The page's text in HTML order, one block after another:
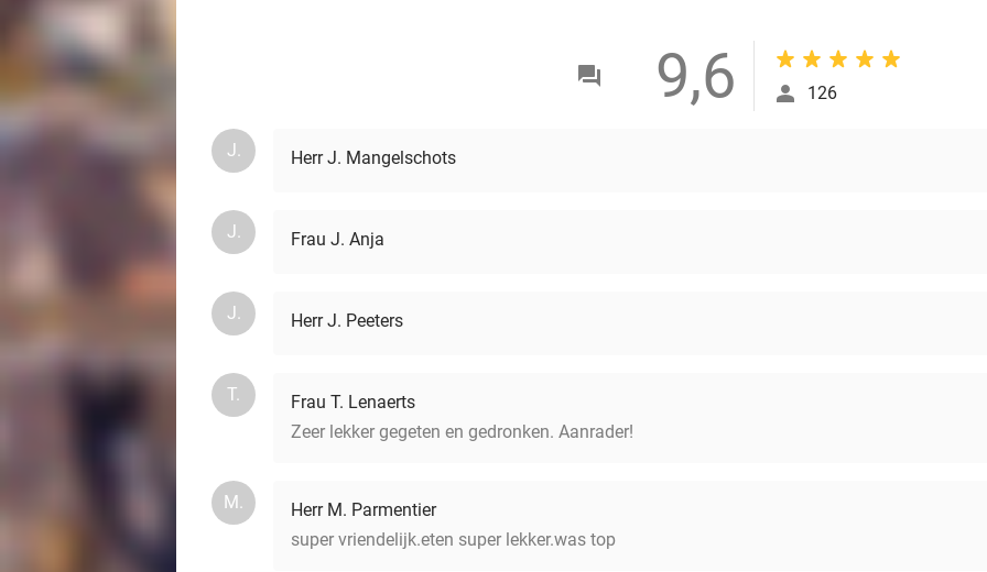
9,6 126
J. Herr J. Mangelschots
J. Frau J. Anja
J. Herr J. Peeters
T.
Frau T. Lenaerts
Zeer lekker gegeten en gedronken. Aanrader!
M.
Herr M. Parmentier
super vriendelijk.eten super lekker.was top